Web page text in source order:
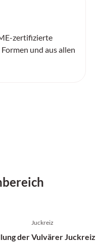
zertifizierte
und aus allen
der
Juckreiz
Vulvärer